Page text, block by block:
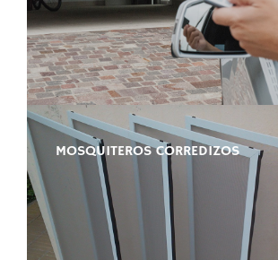
MOSQUITEROS CORREDIZOS